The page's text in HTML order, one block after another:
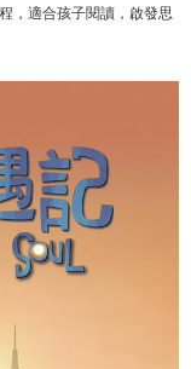
，適合孩子閱讀，啟發思